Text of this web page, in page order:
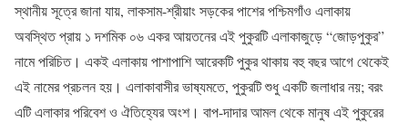
স্থানীয় সূত্রে জানা যায়, লাকসাম-শ্রীয়াং সড়কের পাশের পশ্চিমগাঁও এলাকায়
অবস্থিত প্রায় ১ দশমিক ০৬ একর আয়তনের এই পুকুরটি এলাকাজুড়ে “জোড়পুকুর”
নামে পরিচিত। একই এলাকায় পাশাপাশি আরেকটি পুকুর থাকায় বহু বছর আগে থেকেই
এই নামের প্রচলন হয়। এলাকাবাসীর ভাষ্যমতে, পুকুরটি শুধু একটি জলাধার নয়; বরং
এটি এলাকার পরিবেশ ও ঐতিহ্যের অংশ। বাপ-দাদার আমল থেকে মানুষ এই পুকুরের